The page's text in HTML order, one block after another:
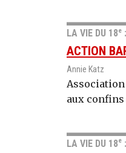
LA VIE DU 18e
ACTION
Annie Katz
aux
LA VIE DU 18e